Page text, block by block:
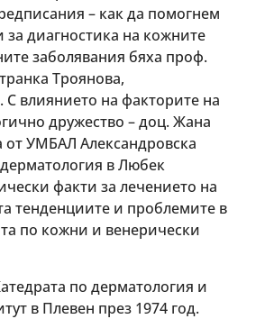
– как да помогнем
диагностика на кожните
заболявания бяха проф.
Троянова,
влиянието на факторите на
дружество – доц. Жана
от УМБАЛ Александровска
в Любек
факти за лечението на
тенденциите и проблемите в
по кожни и венерически
по дерматология и
в Плевен през 1974 год.